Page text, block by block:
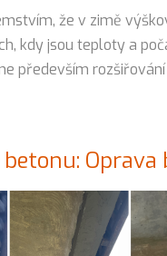
že v zimě
kdy jsou teploty a
především
Oprava